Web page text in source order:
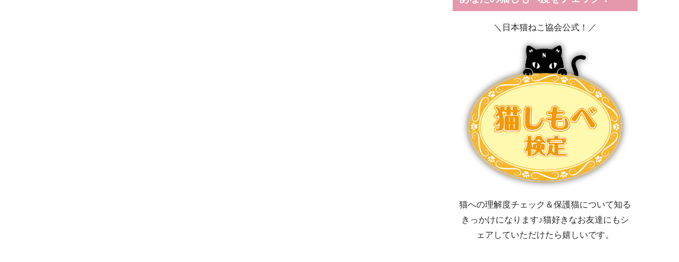
＼日本猫ねこ協会公式！／
猫への理解度チェック＆保護猫について知る
きっかけになります♪猫好きなお友達にもシ
ェアしていただけたら嬉しいです。